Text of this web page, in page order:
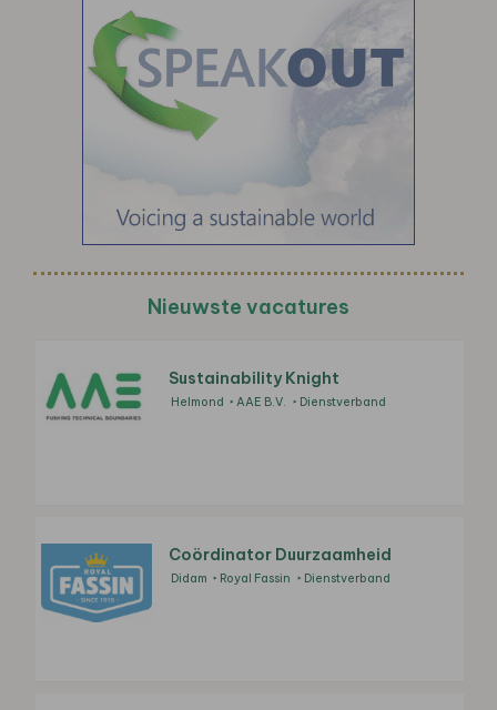
Nieuwste vacatures
Sustainability Knight
Helmond AAE B.V. Dienstverband
Coördinator Duurzaamheid
Didam Royal Fassin Dienstverband